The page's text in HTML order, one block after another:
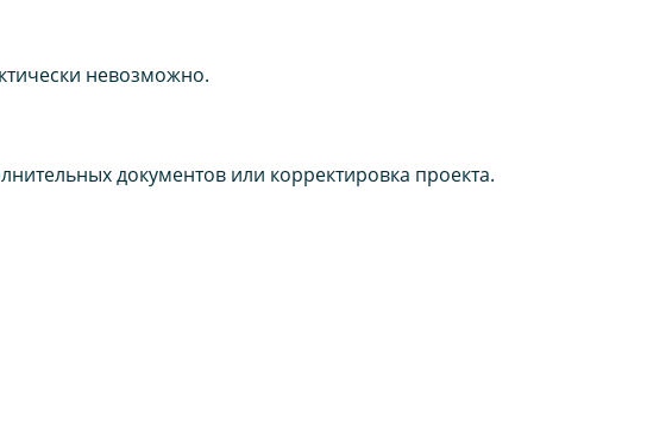
невозможно.
документов или корректировка проекта.